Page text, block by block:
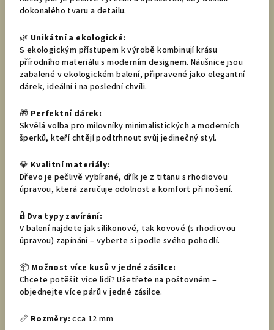
dokonalého tvaru a detailu.
🌿 Unikátní a ekologické:
S ekologickým přístupem k výrobě kombinují krásu
přírodního materiálu s moderním designem. Náušnice jsou
zabalené v ekologickém balení, připravené jako elegantní
dárek, ideální i na poslední chvíli.
🎁 Perfektní dárek:
Skvělá volba pro milovníky minimalistických a moderních
šperků, kteří chtějí podtrhnout svůj jedinečný styl.
💎 Kvalitní materiály:
Dřevo je pečlivě vybírané, dřík je z titanu s rhodiovou
úpravou, která zaručuje odolnost a komfort při nošení.
🔒 Dva typy zavírání:
V balení najdete jak silikonové, tak kovové (s rhodiovou
úpravou) zapínání – vyberte si podle svého pohodlí.
📦 Možnost více kusů v jedné zásilce:
Chcete potěšit více lidí? Ušetřete na poštovném –
objednejte více párů v jedné zásilce.
📏 Rozměry: cca 12 mm